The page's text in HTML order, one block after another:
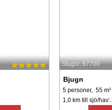
Stugnr: 67700
Bjugn
5 personer, 55 m²
1,0 km till sjö/hav:.